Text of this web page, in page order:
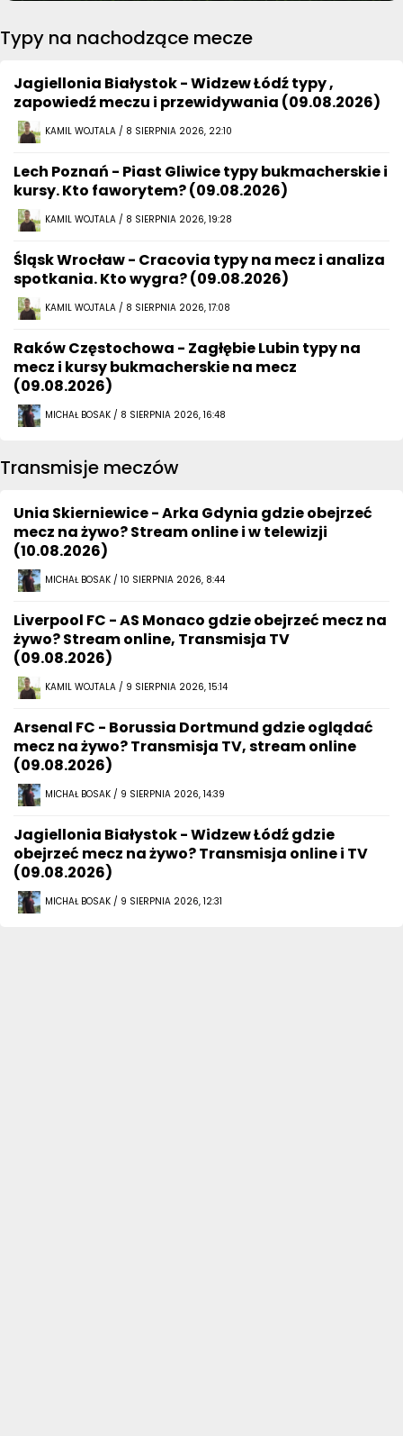
Typy na nachodzące mecze
Jagiellonia Białystok - Widzew Łódź typy ,
zapowiedź meczu i przewidywania (09.08.2026)
KAMIL WOJTALA / 8 SIERPNIA 2026, 22:10
Lech Poznań - Piast Gliwice typy bukmacherskie i
kursy. Kto faworytem? (09.08.2026)
KAMIL WOJTALA / 8 SIERPNIA 2026, 19:28
Śląsk Wrocław - Cracovia typy na mecz i analiza
spotkania. Kto wygra? (09.08.2026)
KAMIL WOJTALA / 8 SIERPNIA 2026, 17:08
Raków Częstochowa - Zagłębie Lubin typy na
mecz i kursy bukmacherskie na mecz
(09.08.2026)
MICHAŁ BOSAK / 8 SIERPNIA 2026, 16:48
Transmisje meczów
Unia Skierniewice - Arka Gdynia gdzie obejrzeć
mecz na żywo? Stream online i w telewizji
(10.08.2026)
MICHAŁ BOSAK / 10 SIERPNIA 2026, 8:44
Liverpool FC - AS Monaco gdzie obejrzeć mecz na
żywo? Stream online, Transmisja TV
(09.08.2026)
KAMIL WOJTALA / 9 SIERPNIA 2026, 15:14
Arsenal FC - Borussia Dortmund gdzie oglądać
mecz na żywo? Transmisja TV, stream online
(09.08.2026)
MICHAŁ BOSAK / 9 SIERPNIA 2026, 14:39
Jagiellonia Białystok - Widzew Łódź gdzie
obejrzeć mecz na żywo? Transmisja online i TV
(09.08.2026)
MICHAŁ BOSAK / 9 SIERPNIA 2026, 12:31